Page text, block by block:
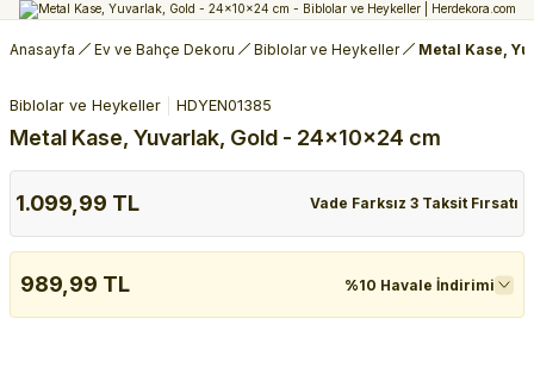
Anasayfa Ev ve Bahçe Dekoru Biblolar ve Heykeller Metal Kase,
Biblolar ve Heykeller HDYEN01385
Metal Kase, Yuvarlak, Gold - 24x10x24 cm
1.099,99 TL Vade Farksız 3 Taksit Fırsatı
989,99 TL %10 Havale İndirimi